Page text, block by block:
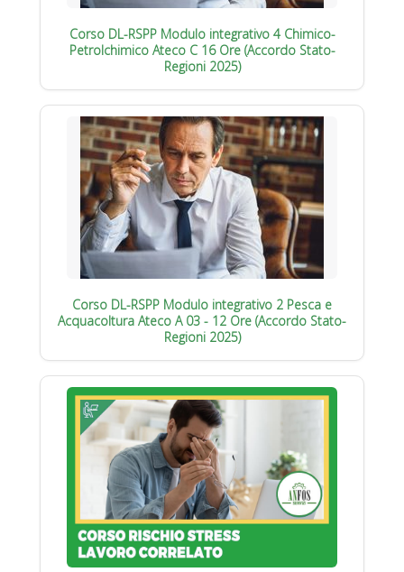
Corso DL-RSPP Modulo integrativo 4 Chimico-
Petrolchimico Ateco C 16 Ore (Accordo Stato-
Regioni 2025)
Corso DL-RSPP Modulo integrativo 2 Pesca e
Acquacoltura Ateco A 03 - 12 Ore (Accordo Stato-
Regioni 2025)